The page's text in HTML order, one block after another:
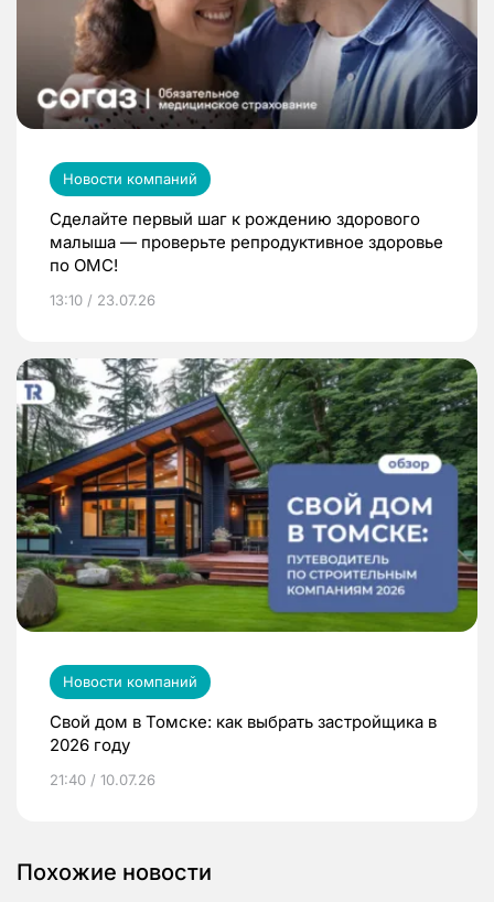
Новости компаний
Сделайте первый шаг к рождению здорового
малыша — проверьте репродуктивное здоровье
по ОМС!
13:10 / 23.07.26
Новости компаний
Свой дом в Томске: как выбрать застройщика в
2026 году
21:40 / 10.07.26
Похожие новости